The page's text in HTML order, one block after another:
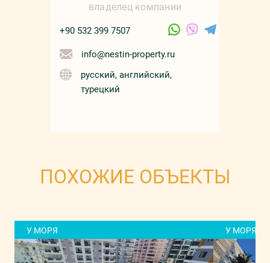
владелец компании
+90 532 399 7507
info@nestin-property.ru
русский, английский,
турецкий
ПОХОЖИЕ ОБЪЕКТЫ
У МОРЯ У МОРЯ